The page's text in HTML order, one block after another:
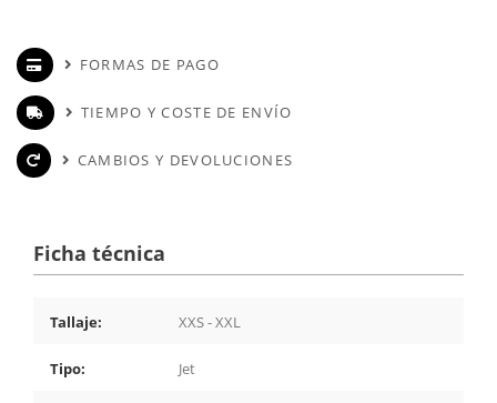
FORMAS DE PAGO
TIEMPO Y COSTE DE ENVÍO
CAMBIOS Y DEVOLUCIONES
Ficha técnica
Tallaje: XXS - XXL
Tipo: Jet